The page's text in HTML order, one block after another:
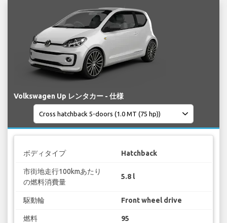
Volkswagen Up レンタカー - 仕様
ボディタイプ Hatchback
市街地走行100kmあたり
の燃料消費量
5.8 l
駆動輪 Front wheel drive
燃料 95